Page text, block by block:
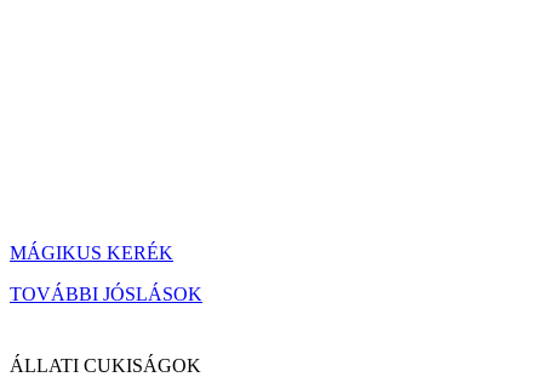
MÁGIKUS KERÉK
TOVÁBBI JÓSLÁSOK
ÁLLATI CUKISÁGOK